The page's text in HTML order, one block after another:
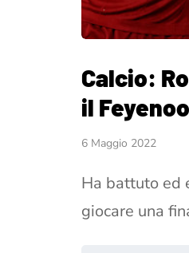
Calcio:
il
6 Maggio 2022
Ha battuto ed
giocare una